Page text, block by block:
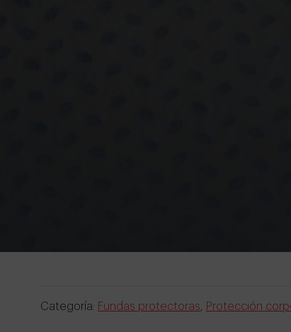
Categoría: Fundas protectoras Protección